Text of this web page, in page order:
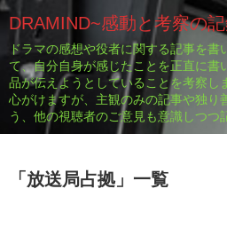
DRAMIND~感動と考察の
ドラマの感想や役者に関する記事を書
て、自分自身が感じたことを正直に書
品が伝えようとしていることを考察し
心がけますが、主観のみの記事や独り
う、他の視聴者のご意見も意識しつつ
「 放送局占拠」 一覧